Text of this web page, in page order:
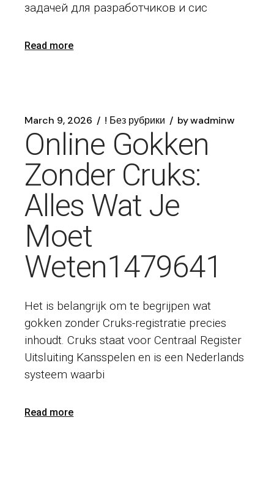
задачей для разработчиков и сис
Read more
March 9, 2026 ! Без рубрики bywadminw
Online Gokken
Zonder Cruks:
Alles Wat Je
Moet
Weten1479641
Het is belangrijk om te begrijpen wat
gokken zonder Cruks-registratie precies
inhoudt. Cruks staat voor Centraal Register
Uitsluiting Kansspelen en is een Nederlands
systeem waarbi
Read more